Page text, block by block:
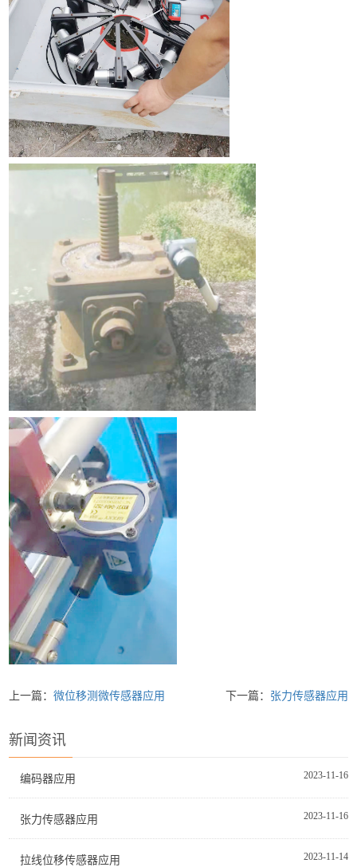
上一篇：微位移测微传感器应用 下一篇： 张力传感器应用
新闻资讯
2023-11-16
编码器应用
2023-11-16
张力传感器应用
2023-11-14
拉线位移传感器应用